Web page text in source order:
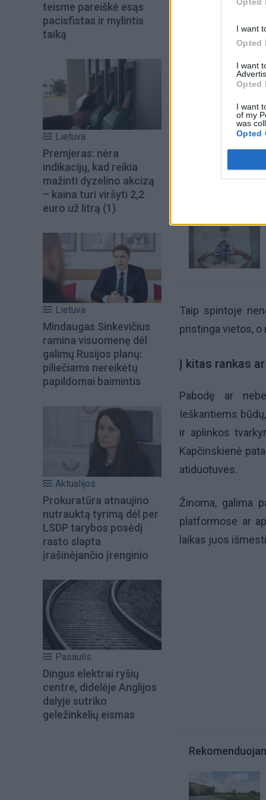
I want
Opted
I want
Opted
I want
of my
was
Opted
teisme pareiškė esąs
pacisfistas ir mylintis
taiką
Lietuva
Premjeras: nėra
indikacijų, kad reikia
mažinti dyzelino akcizą
– kaina turi viršyti 2,2
euro už litrą (1)
Lietuva
Mindaugas Sinkevičius
ramina visuomenę dėl
galimų Rusijos planų:
piliečiams nereikėtų
papildomai baimintis
Aktualijos
Prokuratūra atnaujino
nutrauktą tyrimą dėl per
LSDP tarybos posėdį
rasto slapta
įrašinėjančio įrenginio
Pasaulis
Dingus elektrai ryšių
centre, didelėje Anglijos
dalyje sutriko
geležinkelių eismas
Šiuo metu
Taip spintoje
pristinga vietos, o
Į kitas rankas
Pabodę ar
Ieškantiems
ir aplinkos
Kapčinskienė
atiduotuves.
Žinoma, galima
platformose ar
laikas juos